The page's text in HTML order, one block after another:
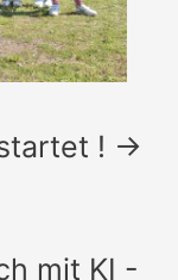
! ->
mit KI -